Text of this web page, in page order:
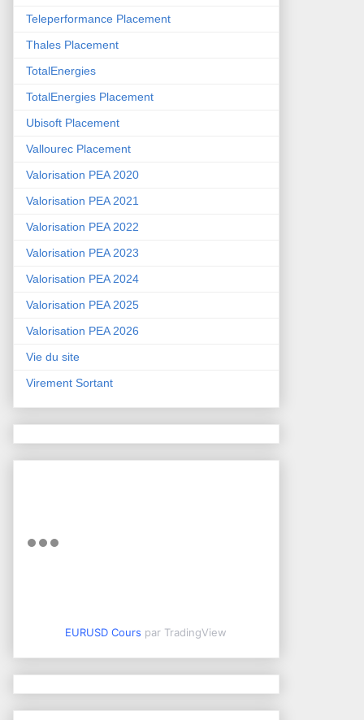
Teleperformance Placement
Thales Placement
TotalEnergies
TotalEnergies Placement
Ubisoft Placement
Vallourec Placement
Valorisation PEA 2020
Valorisation PEA 2021
Valorisation PEA 2022
Valorisation PEA 2023
Valorisation PEA 2024
Valorisation PEA 2025
Valorisation PEA 2026
Vie du site
Virement Sortant
EURUSD Cours par TradingView